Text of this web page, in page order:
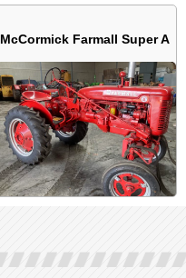
McCormick Farmall Super A